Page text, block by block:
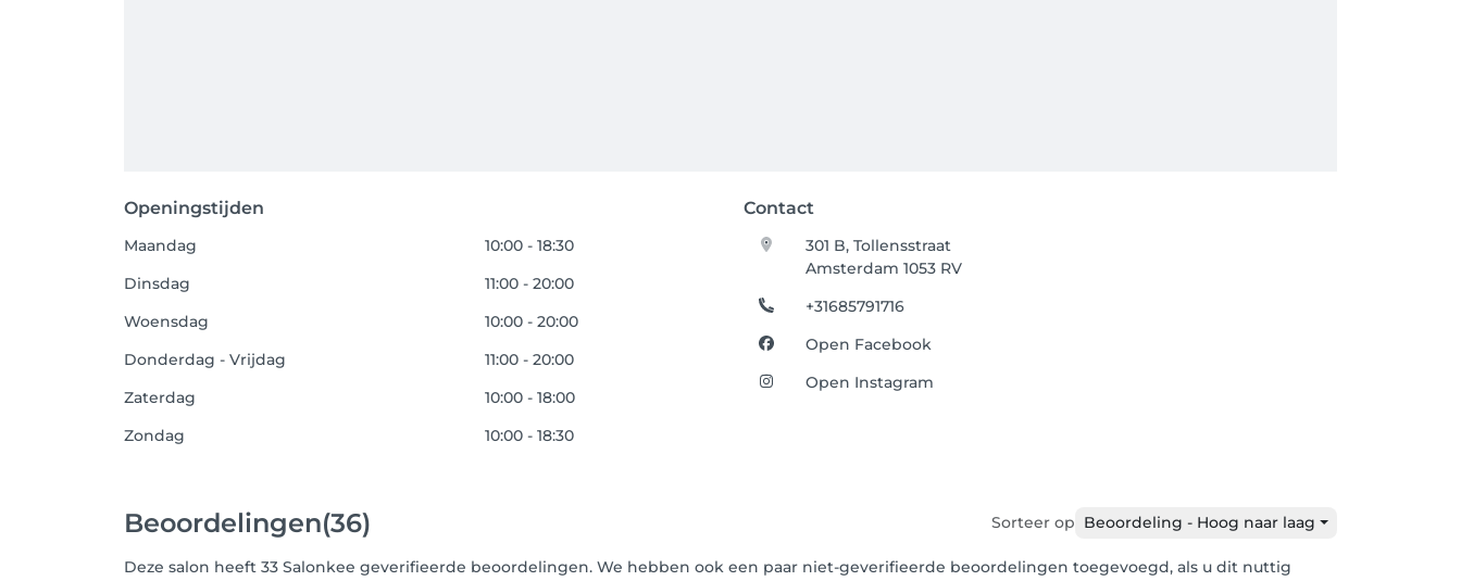
Openingstijden Contact
Maandag
10:00 - 18:30
Dinsdag
11:00 - 20:00
Woensdag
10:00 - 20:00
Donderdag - Vrijdag
11:00 - 20:00
Zaterdag
10:00 - 18:00
Zondag
10:00 - 18:30
301 B, Tollensstraat
Amsterdam 1053 RV
+31685791716
Open Facebook
Open Instagram
Beoordelingen(36) Sorteer op Beoordeling - Hoog naar laag
Deze salon heeft 33 Salonkee geverifieerde beoordelingen. We hebben ook een paar niet-geverifieerde beoordelingen toegevoegd, als u dit nuttig